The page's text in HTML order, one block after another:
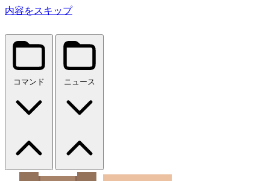
内容をスキップ
コマンド ニュース